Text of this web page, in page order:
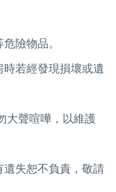
險物品。
時若經發現損壞或遺
大聲喧嘩，以維護
遺失恕不負責，敬請